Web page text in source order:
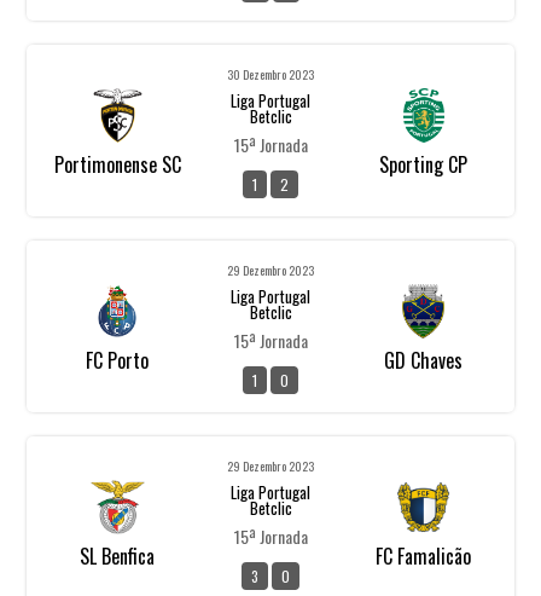
Portimonense SC
30 Dezembro 2023
Liga Portugal
Betclic
15ª Jornada
1 2
Sporting CP
FC Porto
29 Dezembro 2023
Liga Portugal
Betclic
15ª Jornada
1 0
GD Chaves
SL Benfica
29 Dezembro 2023
Liga Portugal
Betclic
15ª Jornada
3 0
FC Famalicão